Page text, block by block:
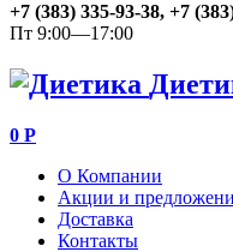
+7 (383) 335-93-38, +7
Пт 9:00—17:00
0 Р
О Компании
Акции и
Доставка
Контакты